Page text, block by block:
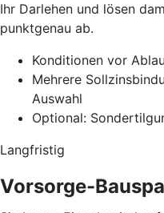
Ihr Darlehen und lösen
punktgenau ab.
Konditionen vor
Mehrere
Auswahl
Optional:
Langfristig
Vorsorge-